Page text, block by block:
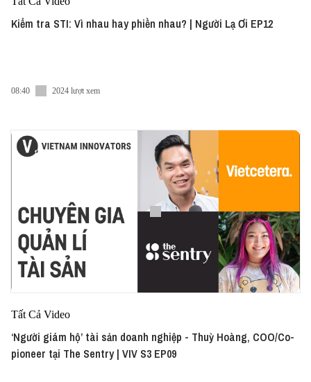
Kiểm tra STI: Vì nhau hay phiền nhau? | Người Lạ Ơi EP12
08:40 2024 lượt xem
Tất Cả Video
‘Người giám hộ’ tài sản doanh nghiệp - Thuỳ Hoàng, COO/Co-
pioneer tại The Sentry | VIV S3 EP09